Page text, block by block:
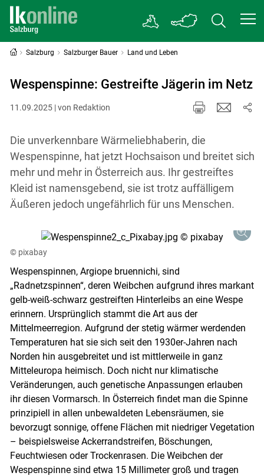
Salzburg Salzburger Bauer Land und Leben
Wespenspinne: Gestreifte Jägerin im Netz
11.09.2025 | von Redaktion
Die unverkennbare Wärmeliebhaberin, die
Wespenspinne, hat jetzt Hochsaison und breitet sich
mehr und mehr in Österreich aus. Ihr gestreiftes
Kleid ist namensgebend, sie ist trotz auffälligem
Äußeren jedoch ungefährlich für uns Menschen.
© pixabay
Wespenspinnen, Argiope bruennichi, sind
„Radnetzspinnen“, deren Weibchen aufgrund ihres markant
gelb-weiß-schwarz gestreiften Hinterleibs an eine Wespe
erinnern. Ursprünglich stammt die Art aus der
Mittelmeerregion. Aufgrund der stetig wärmer werdenden
Temperaturen hat sie sich seit den 1930er-Jahren nach
Norden hin ausgebreitet und ist mittlerweile in ganz
Mitteleuropa heimisch. Doch nicht nur klimatische
Veränderungen, auch genetische Anpassungen erlauben
ihr diesen Vormarsch. In Österreich findet man die Spinne
prinzipiell in allen unbewaldeten Lebensräumen, sie
bevorzugt sonnige, offene Flächen mit niedriger Vegetation
– beispielsweise Ackerrandstreifen, Böschungen,
Feuchtwiesen oder Trockenrasen. Die Weibchen der
Wespenspinne sind etwa 15 Millimeter groß und tragen